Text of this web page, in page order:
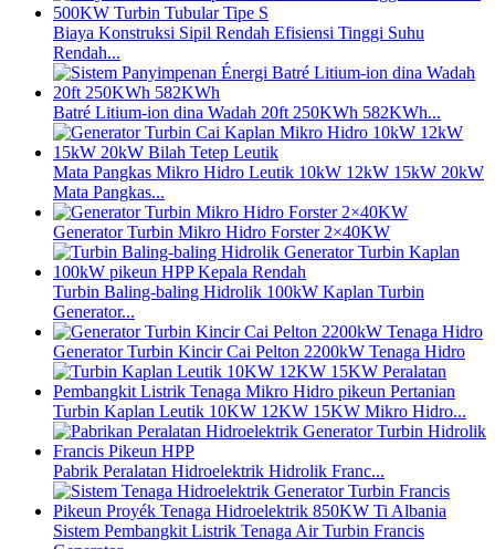
Biaya Konstruksi Sipil Rendah Efisiensi Tinggi Suhu
Rendah...
Batré Litium-ion dina Wadah 20ft 250KWh 582KWh...
Mata Pangkas Mikro Hidro Leutik 10kW 12kW 15kW 20kW
Mata Pangkas...
Generator Turbin Mikro Hidro Forster 2×40KW
Turbin Baling-baling Hidrolik 100kW Kaplan Turbin
Generator...
Generator Turbin Kincir Cai Pelton 2200kW Tenaga Hidro
Turbin Kaplan Leutik 10KW 12KW 15KW Mikro Hidro...
Pabrik Peralatan Hidroelektrik Hidrolik Franc...
Sistem Pembangkit Listrik Tenaga Air Turbin Francis